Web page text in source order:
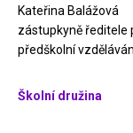
Kateřina Balážová
zástupkyně ředitele
předškolní
Školní družina